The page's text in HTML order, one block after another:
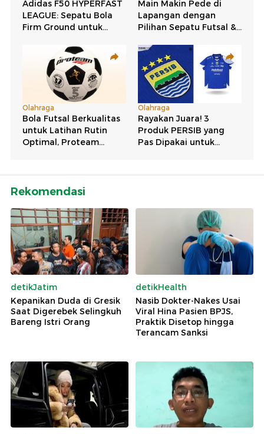
Rekomendasi
detikJatim
Kepanikan Duda di Gresik
Saat Digerebek Selingkuh
Bareng Istri Orang
detikHealth
Nasib Dokter-Nakes Usai
Viral Hina Pasien BPJS,
Praktik Disetop hingga
Terancam Sanksi